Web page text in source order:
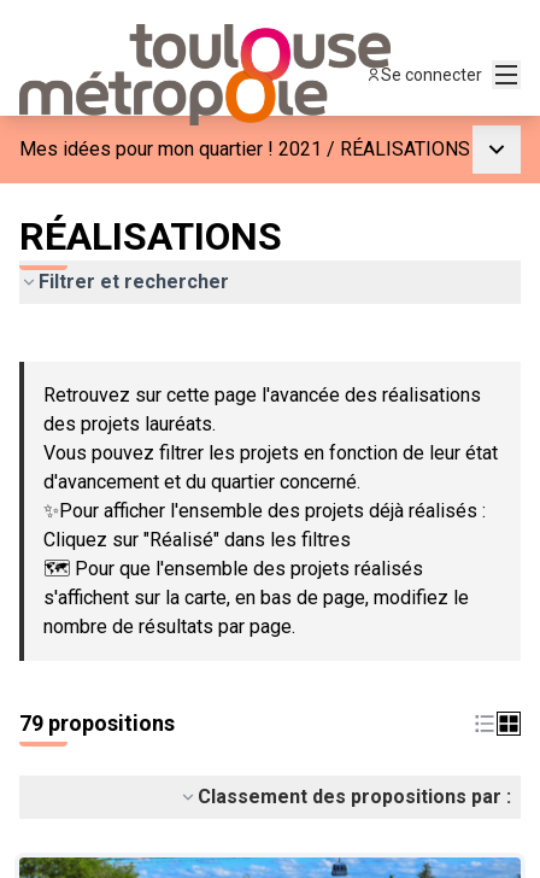
Se connecter
Mes idées pour mon quartier ! 2021 / RÉALISATIONS
RÉALISATIONS
Filtrer et rechercher
−
Retrouvez sur cette page l'avancée des réalisations
des projets lauréats.
Vous pouvez filtrer les projets en fonction de leur état
d'avancement et du quartier concerné.
✨Pour afficher l'ensemble des projets déjà réalisés :
Cliquez sur "Réalisé" dans les filtres
🗺️ Pour que l'ensemble des projets réalisés
s'affichent sur la carte, en bas de page, modifiez le
nombre de résultats par page.
79 propositions
Classement des propositions par :